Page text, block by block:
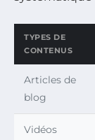
TYPES DE
CONTENUS
Articles de
blog
Vidéos